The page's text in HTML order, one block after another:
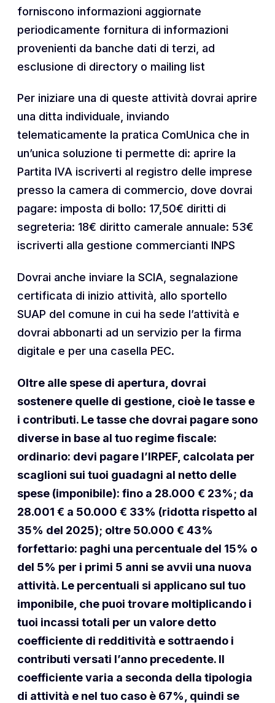
forniscono informazioni aggiornate
periodicamente fornitura di informazioni
provenienti da banche dati di terzi, ad
esclusione di directory o mailing list
Per iniziare una di queste attività dovrai aprire
una ditta individuale, inviando
telematicamente la pratica ComUnica che in
un’unica soluzione ti permette di: aprire la
Partita IVA iscriverti al registro delle imprese
presso la camera di commercio, dove dovrai
pagare: imposta di bollo: 17,50€ diritti di
segreteria: 18€ diritto camerale annuale: 53€
iscriverti alla gestione commercianti INPS
Dovrai anche inviare la SCIA, segnalazione
certificata di inizio attività, allo sportello
SUAP del comune in cui ha sede l’attività e
dovrai abbonarti ad un servizio per la firma
digitale e per una casella PEC.
Oltre alle spese di apertura, dovrai
sostenere quelle di gestione, cioè le tasse e
i contributi. Le tasse che dovrai pagare sono
diverse in base al tuo regime fiscale:
ordinario: devi pagare l’IRPEF, calcolata per
scaglioni sui tuoi guadagni al netto delle
spese (imponibile): fino a 28.000 € 23%; da
28.001 € a 50.000 € 33% (ridotta rispetto al
35% del 2025); oltre 50.000 € 43%
forfettario: paghi una percentuale del 15% o
del 5% per i primi 5 anni se avvii una nuova
attività. Le percentuali si applicano sul tuo
imponibile, che puoi trovare moltiplicando i
tuoi incassi totali per un valore detto
coefficiente di redditività e sottraendo i
contributi versati l’anno precedente. Il
coefficiente varia a seconda della tipologia
di attività e nel tuo caso è 67%, quindi se